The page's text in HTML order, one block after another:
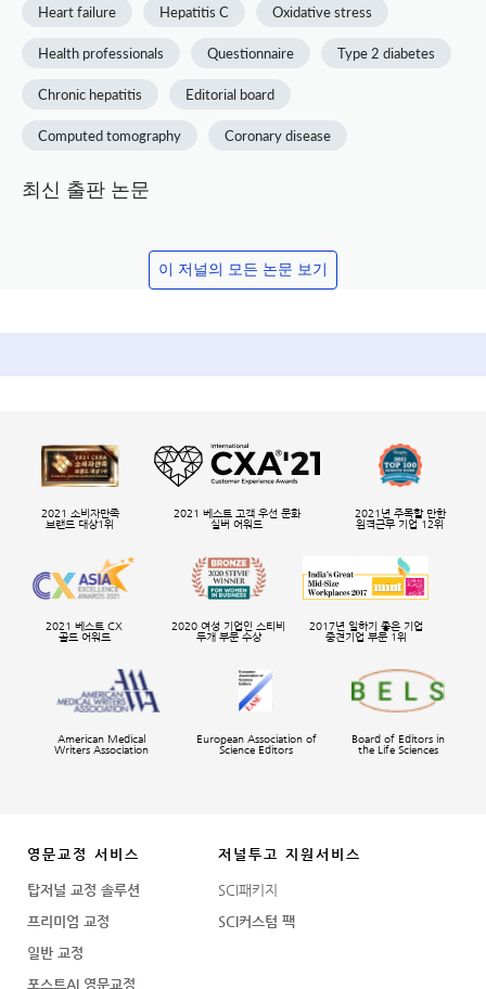
Heart failure Hepatitis C Oxidative stress
Health professionals Questionnaire Type 2 diabetes
Chronic hepatitis Editorial board
Computed tomography Coronary disease
최신 출판 논문
이 저널의 모든 논문 보기